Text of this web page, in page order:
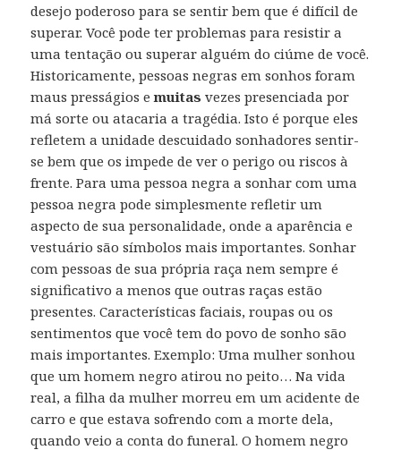
desejo poderoso para se sentir bem que é difícil de
superar. Você pode ter problemas para resistir a
uma tentação ou superar alguém do ciúme de você.
Historicamente, pessoas negras em sonhos foram
maus presságios emuitas vezes presenciada por
má sorte ou atacaria a tragédia. Isto é porque eles
refletem a unidade descuidado sonhadores sentir-
se bem que os impede de ver o perigo ou riscos à
frente. Para uma pessoa negra a sonhar com uma
pessoa negra pode simplesmente refletir um
aspecto de sua personalidade, onde a aparência e
vestuário são símbolos mais importantes. Sonhar
com pessoas de sua própria raça nem sempre é
significativo a menos que outras raças estão
presentes. Características faciais, roupas ou os
sentimentos que você tem do povo de sonho são
mais importantes. Exemplo: Uma mulher sonhou
que um homem negro atirou no peito… Na vida
real, a filha da mulher morreu em um acidente de
carro e que estava sofrendo com a morte dela,
quando veio a conta do funeral. O homem negro